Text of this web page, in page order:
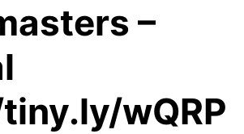
–
wQRP